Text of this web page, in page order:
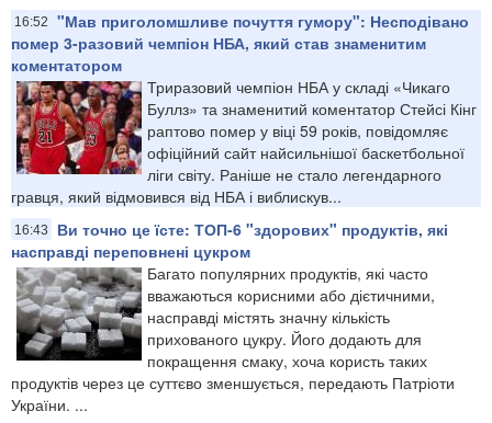
16:52
"Мав приголомшливе почуття гумору": Несподівано
помер 3-разовий чемпіон НБА, який став знаменитим
коментатором
Триразовий чемпіон НБА у складі «Чикаго
Буллз» та знаменитий коментатор Стейсі Кінг
раптово помер у віці 59 років, повідомляє
офіційний сайт найсильнішої баскетбольної
ліги світу. Раніше не стало легендарного
гравця, який відмовився від НБА і виблискув...
16:43
Ви точно це їсте: ТОП-6 "здорових" продуктів, які
насправді переповнені цукром
Багато популярних продуктів, які часто
вважаються корисними або дієтичними,
насправді містять значну кількість
прихованого цукру. Його додають для
покращення смаку, хоча користь таких
продуктів через це суттєво зменшується, передають Патріоти
України. ...